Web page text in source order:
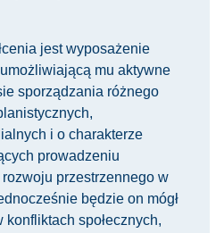
jest wyposażenie
mu aktywne
sporządzania różnego
i o charakterze
prowadzeniu
przestrzennego w
będzie on mógł
konfliktach społecznych,